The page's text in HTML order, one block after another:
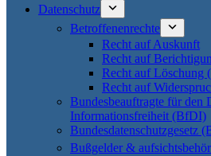
Datenschutz
Betroffenenrechte
Recht auf Auskunft
Recht auf
Recht auf Löschung
Recht auf
Bundesbeauftragte für den
Informationsfreiheit (BfDI)
Bundesdatenschutzgesetz
Bußgelder &